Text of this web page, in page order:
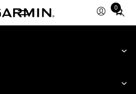
0
Total
items
cart: